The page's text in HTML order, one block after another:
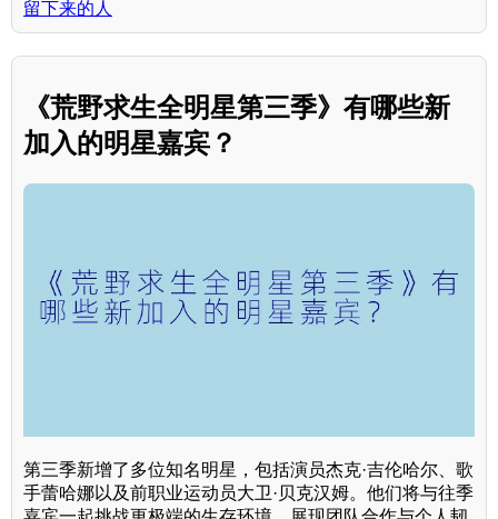
留下来的人
《荒野求生全明星第三季》有哪些新
加入的明星嘉宾？
第三季新增了多位知名明星，包括演员杰克·吉伦哈尔、歌
手蕾哈娜以及前职业运动员大卫·贝克汉姆。他们将与往季